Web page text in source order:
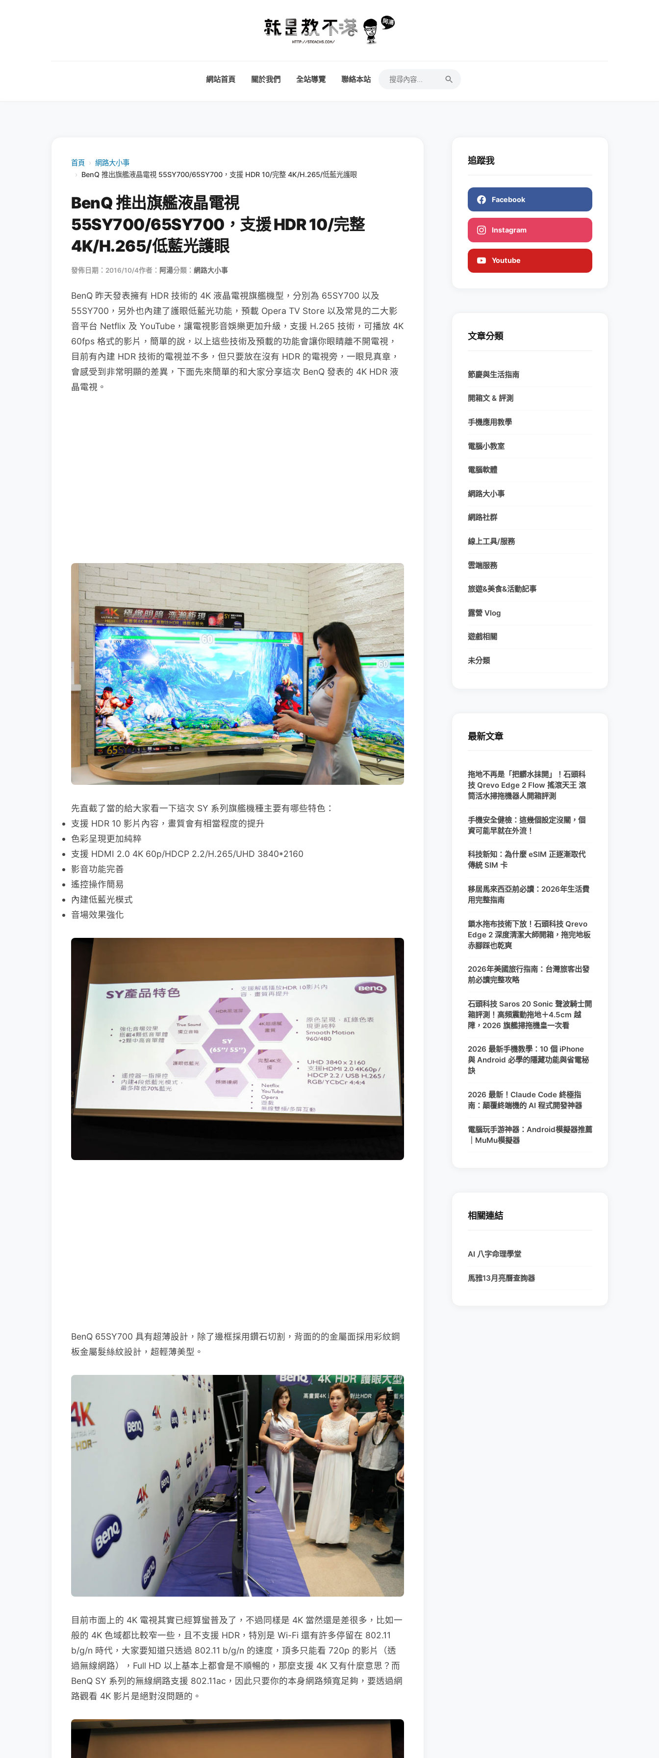
網站首頁 關於我們 全站導覽 聯絡本站
首頁 › 網路大小事
› BenQ 推出旗艦液晶電視 55SY700/65SY700，支援 HDR 10/完整 4K/H.265/低藍光護眼
BenQ 推出旗艦液晶電視
55SY700/65SY700，支援 HDR 10/完整
4K/H.265/低藍光護眼
發佈日期：2016/10/4作者： 阿湯分類： 網路大小事
BenQ 昨天發表擁有 HDR 技術的 4K 液晶電視旗艦機型，分別為 65SY700 以及
55SY700，另外也內建了護眼低藍光功能，預載 Opera TV Store 以及常見的二大影
音平台 Netflix 及 YouTube，讓電視影音娛樂更加升級，支援 H.265 技術，可播放 4K
60fps 格式的影片，簡單的說，以上這些技術及預載的功能會讓你眼睛離不開電視，
目前有內建 HDR 技術的電視並不多，但只要放在沒有 HDR 的電視旁，一眼見真章，
會感受到非常明顯的差異，下面先來簡單的和大家分享這次 BenQ 發表的 4K HDR 液
晶電視。
先直截了當的給大家看一下這次 SY 系列旗艦機種主要有哪些特色：
支援 HDR 10 影片內容，畫質會有相當程度的提升
色彩呈現更加純粹
支援 HDMI 2.0 4K 60p/HDCP 2.2/H.265/UHD 3840*2160
影音功能完善
遙控操作簡易
內建低藍光模式
音場效果強化
BenQ 65SY700 具有超薄設計，除了邊框採用鑽石切割，背面的的金屬面採用彩紋鋼
板金屬髮絲紋設計，超輕薄美型。
目前市面上的 4K 電視其實已經算蠻普及了，不過同樣是 4K 當然還是差很多，比如一
般的 4K 色域都比較窄一些，且不支援 HDR，特別是 Wi-Fi 還有許多停留在 802.11
b/g/n 時代，大家要知道只透過 802.11 b/g/n 的速度，頂多只能看 720p 的影片（透
過無線網路），Full HD 以上基本上都會是不順暢的，那麼支援 4K 又有什麼意思？而
BenQ SY 系列的無線網路支援 802.11ac，因此只要你的本身網路頻寬足夠，要透過網
路觀看 4K 影片是絕對沒問題的。
追蹤我
Facebook
Instagram
Youtube
文章分類
節慶與生活指南
開箱文 & 評測
手機應用教學
電腦小教室
電腦軟體
網路大小事
網路社群
線上工具/服務
雲端服務
旅遊&美食&活動記事
露營 Vlog
遊戲相關
未分類
最新文章
拖地不再是「把髒水抹開」！石頭科
技 Qrevo Edge 2 Flow 搖滾天王 滾
筒活水掃拖機器人開箱評測
手機安全健檢：這幾個設定沒關，個
資可能早就在外流！
科技新知：為什麼 eSIM 正逐漸取代
傳統 SIM 卡
移居馬來西亞前必讀：2026年生活費
用完整指南
鎖水拖布技術下放！石頭科技 Qrevo
Edge 2 深度清潔大師開箱，拖完地板
赤腳踩也乾爽
2026年美國旅行指南：台灣旅客出發
前必讀完整攻略
石頭科技 Saros 20 Sonic 聲波騎士開
箱評測！高頻震動拖地＋4.5cm 越
障，2026 旗艦掃拖機皇一次看
2026 最新手機教學：10 個 iPhone
與 Android 必學的隱藏功能與省電秘
訣
2026 最新！Claude Code 終極指
南：顛覆終端機的 AI 程式開發神器
電腦玩手游神器：Android模擬器推薦
｜MuMu模擬器
相關連結
AI 八字命理學堂
馬雅13月亮曆查詢器